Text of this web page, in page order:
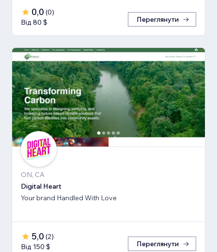
0,0 (0)
Від 80 $
Переглянути
ON, CA
Digital Heart
Your brand Handled With Love
5,0 (2)
Від 150 $
Переглянути